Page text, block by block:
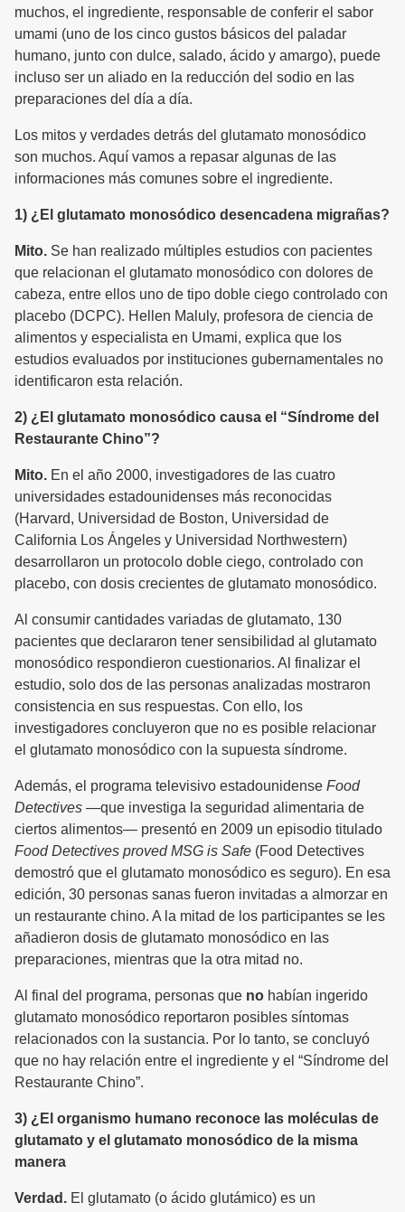
muchos, el ingrediente, responsable de conferir el sabor
umami (uno de los cinco gustos básicos del paladar
humano, junto con dulce, salado, ácido y amargo), puede
incluso ser un aliado en la reducción del sodio en las
preparaciones del día a día.
Los mitos y verdades detrás del glutamato monosódico
son muchos. Aquí vamos a repasar algunas de las
informaciones más comunes sobre el ingrediente.
1) ¿El glutamato monosódico desencadena migrañas?
Mito. Se han realizado múltiples estudios con pacientes
que relacionan el glutamato monosódico con dolores de
cabeza, entre ellos uno de tipo doble ciego controlado con
placebo (DCPC). Hellen Maluly, profesora de ciencia de
alimentos y especialista en Umami, explica que los
estudios evaluados por instituciones gubernamentales no
identificaron esta relación.
2) ¿El glutamato monosódico causa el “Síndrome del
Restaurante Chino”?
Mito. En el año 2000, investigadores de las cuatro
universidades estadounidenses más reconocidas
(Harvard, Universidad de Boston, Universidad de
California Los Ángeles y Universidad Northwestern)
desarrollaron un protocolo doble ciego, controlado con
placebo, con dosis crecientes de glutamato monosódico.
Al consumir cantidades variadas de glutamato, 130
pacientes que declararon tener sensibilidad al glutamato
monosódico respondieron cuestionarios. Al finalizar el
estudio, solo dos de las personas analizadas mostraron
consistencia en sus respuestas. Con ello, los
investigadores concluyeron que no es posible relacionar
el glutamato monosódico con la supuesta síndrome.
Además, el programa televisivo estadounidense Food
Detectives —que investiga la seguridad alimentaria de
ciertos alimentos— presentó en 2009 un episodio titulado
Food Detectives proved MSG is Safe (Food Detectives
demostró que el glutamato monosódico es seguro). En esa
edición, 30 personas sanas fueron invitadas a almorzar en
un restaurante chino. A la mitad de los participantes se les
añadieron dosis de glutamato monosódico en las
preparaciones, mientras que la otra mitad no.
Al final del programa, personas que no habían ingerido
glutamato monosódico reportaron posibles síntomas
relacionados con la sustancia. Por lo tanto, se concluyó
que no hay relación entre el ingrediente y el “Síndrome del
Restaurante Chino”.
3) ¿El organismo humano reconoce las moléculas de
glutamato y el glutamato monosódico de la misma
manera
Verdad. El glutamato (o ácido glutámico) es un